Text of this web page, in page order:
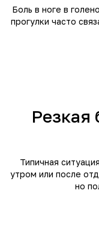
Боль в ноге в
прогулки часто
Резкая
Типичная
утром или после
но